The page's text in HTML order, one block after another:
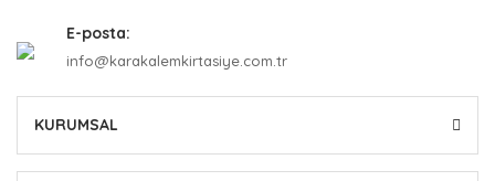
E-posta:
info@karakalemkirtasiye.com.tr
KURUMSAL